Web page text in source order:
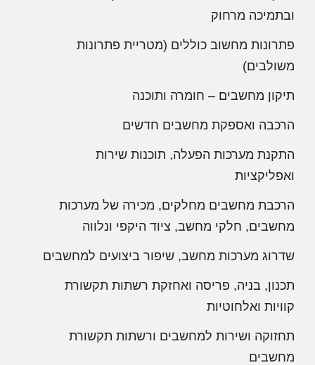
ובתמיכה מרחוק
פתרונות מחשוב כוללים (מטריית פתרונות
משולבים)
תיקון מחשבים – חומרה ותוכנה
הרכבה ואספקת מחשבים חדשים
התקנת מערכות הפעלה, תוכנות שירות
ואפליקציות
הרכבת מחשבים מחלקים, מכירה של מערכות
מחשבים, חלקי מחשב, ציוד היקפי ונלווה
שדרוג מערכות מחשב, שיפור ביצועים למחשבים
תכנון, בניה, פריסה ואחזקת רשתות תקשורת
קוויות ואלחוטיות
תחזוקה ושירות למחשבים ורשתות תקשורת
מחשבים